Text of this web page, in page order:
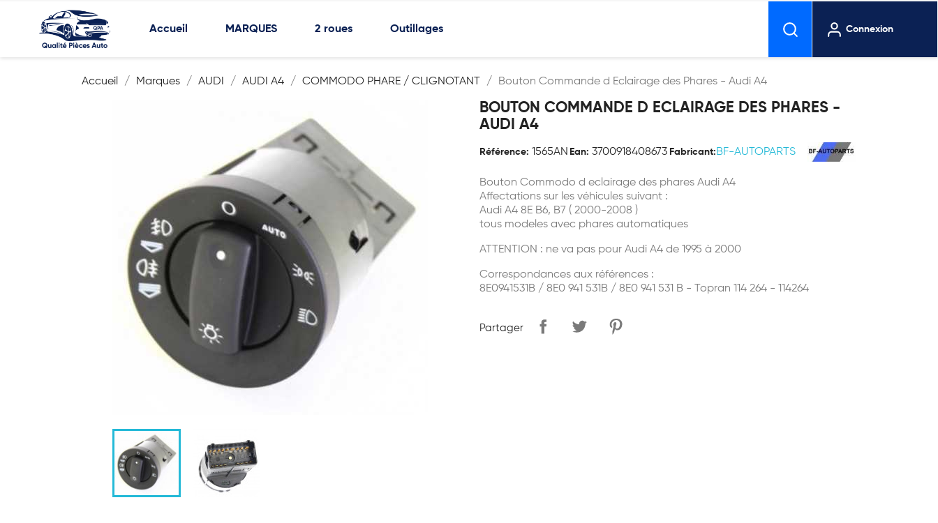
Accueil MARQUES 2 roues Outillages Connexion
Accueil Marques AUDI AUDI A4 COMMODO PHARE / CLIGNOTANT Bouton Commande d Eclairage des Phares - Audi A4
BOUTON COMMANDE D ECLAIRAGE DES PHARES -
AUDI A4
Référence: 1565AN Ean: 3700918408673 Fabricant: BF-AUTOPARTS
Bouton Commodo d eclairage des phares Audi A4
Affectations sur les véhicules suivant :
Audi A4 8E B6, B7 ( 2000-2008 )
tous modeles avec phares automatiques
ATTENTION : ne va pas pour Audi A4 de 1995 à 2000
Correspondances aux références :
8E0941531B / 8E0 941 531B / 8E0 941 531 B - Topran 114 264 - 114264
Partager